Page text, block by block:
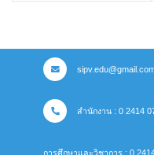
สำนักงาน : 0 2414
การศึกษาและวิชาการ : 0